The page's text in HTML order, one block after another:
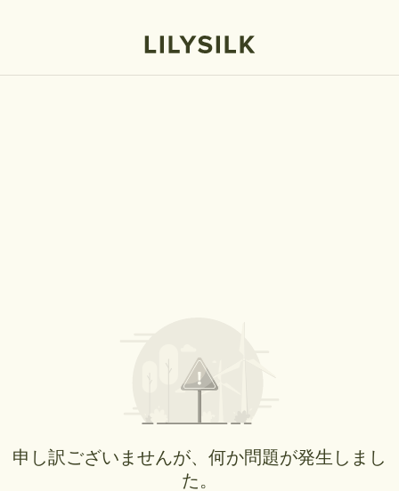
申し訳ございませんが、何か問題が発生しまし
た。